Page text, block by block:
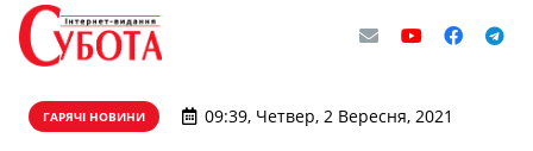
ГАРЯЧІ НОВИНИ 09:39, Четвер, 2 Вересня, 2021